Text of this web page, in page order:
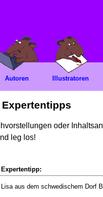
oder
leg los!
Expertentipp:
Lisa aus dem schwedischem Dorf
Autoren Illustratoren